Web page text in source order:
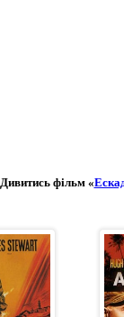
Дивитись фільм «